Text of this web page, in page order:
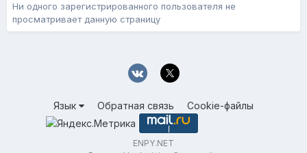
Ни одного зарегистрированного пользователя не
просматривает данную страницу
Язык Обратная связь Cookie-файлы
ENPY.NET